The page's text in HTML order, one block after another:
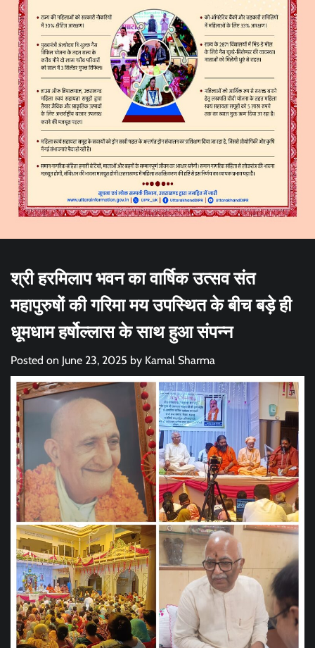
श्री हरमिलाप भवन का वार्षिक उत्सव संत
महापुरुषों की गरिमा मय उपस्थित के बीच बड़े ही
धूमधाम हर्षोल्लास के साथ हुआ संपन्न
Posted on June 23, 2025 by Kamal Sharma